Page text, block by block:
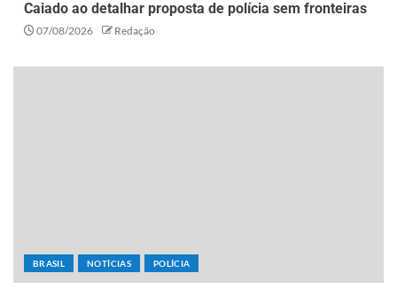
Caiado ao detalhar proposta de polícia sem fronteiras
07/08/2026 Redação
BRASIL NOTÍCIAS POLÍCIA